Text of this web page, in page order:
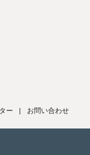
ー | お問い合わせ